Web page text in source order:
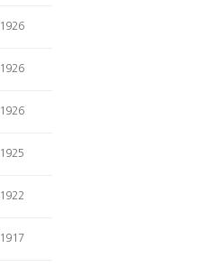
1926
1926
1926
1925
1922
1917